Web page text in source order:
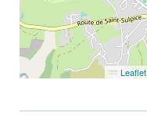
Leaflet